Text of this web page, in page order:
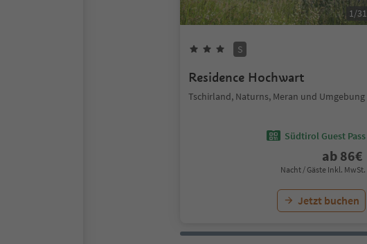
1/31
S
Residence Hochwart
Tschirland, Naturns, Meran und Umgebung
Südtirol Guest Pass
ab 86€
Nacht / Gäste Inkl. MwSt.
Jetzt buchen